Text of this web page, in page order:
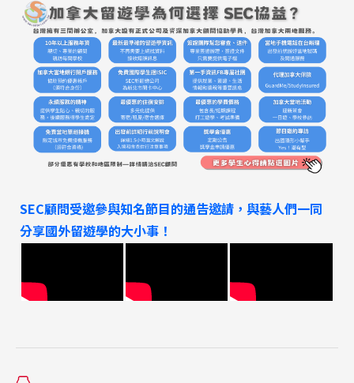
護理 加拿大RO 任意門 遊學團
教育學區
Pathway
Program 課程選擇
SEC 知識庫
SEC顧問受邀參與知名節目的通告邀請，與藝人們一同
分享國外留遊學的大小事！